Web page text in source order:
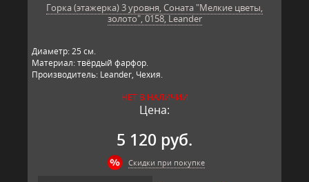
Горка (этажерка) 3 уровня, Соната "Мелкие цветы,
золото", 0158, Leander
Диаметр: 25 см.
Материал: твёрдый фарфор.
Производитель: Leander, Чехия.
НЕТ В НАЛИЧИИ
Цена:
5 120 руб.
Скидки при покупке